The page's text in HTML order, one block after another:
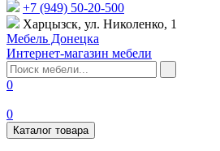
+7 (949) 50-20-500
Харцызск, ул. Николенко, 1
Мебель Донецка
Интернет-магазин мебели
0
0
Каталог товара